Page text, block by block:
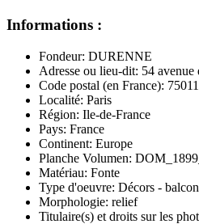
Informations :
Fondeur: DURENNE
Adresse ou lieu-dit: 54 avenue
Code postal (en France): 75011
Localité: Paris
Région: Ile-de-France
Pays: France
Continent: Europe
Planche Volumen:
Matériau: Fonte
Type d'oeuvre: Décors -
Morphologie: relief
Titulaire(s) et droits sur les